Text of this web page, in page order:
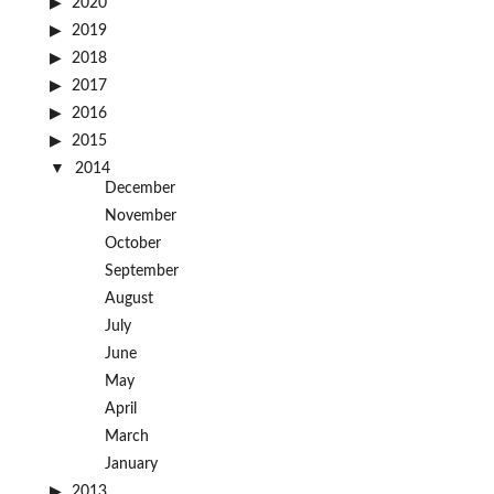
2020
2019
2018
2017
2016
2015
2014
December
November
October
September
August
July
June
May
April
March
January